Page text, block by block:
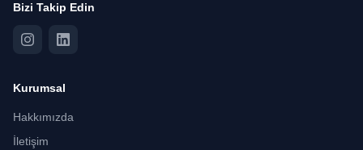
Bizi Takip Edin
Kurumsal
Hakkımızda
İletişim